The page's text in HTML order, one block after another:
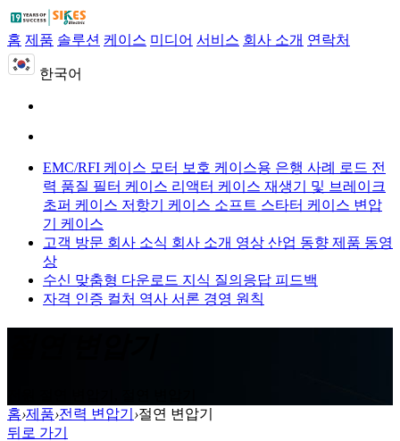
홈 제품 솔루션 케이스 미디어 서비스 회사 소개 연락처
한국어
EMC/RFI 케이스 모터 보호 케이스용 은행 사례 로드 전
력 품질 필터 케이스 리액터 케이스 재생기 및 브레이크
초퍼 케이스 저항기 케이스 소프트 스타터 케이스 변압
기 케이스
고객 방문 회사 소식 회사 소개 영상 산업 동향 제품 동영
상
수신 맞춤형 다운로드 지식 질의응답 피드백
자격 인증 컬처 역사 서론 경영 원칙
홈›제품›전력 변압기 ›절연 변압기
뒤로 가기